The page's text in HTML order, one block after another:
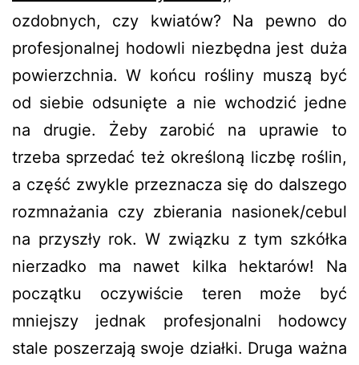
ozdobnych, czy kwiatów? Na pewno do
profesjonalnej hodowli niezbędna jest duża
powierzchnia. W końcu rośliny muszą być
od siebie odsunięte a nie wchodzić jedne
na drugie. Żeby zarobić na uprawie to
trzeba sprzedać też określoną liczbę roślin,
a część zwykle przeznacza się do dalszego
rozmnażania czy zbierania nasionek/cebul
na przyszły rok. W związku z tym szkółka
nierzadko ma nawet kilka hektarów! Na
początku oczywiście teren może być
mniejszy jednak profesjonalni hodowcy
stale poszerzają swoje działki. Druga ważna